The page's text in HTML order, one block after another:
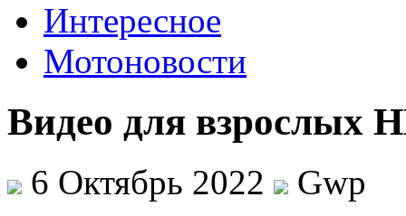
Интересное
Мотоновости
Видео для взрослых
6 Октябрь 2022
Gwp